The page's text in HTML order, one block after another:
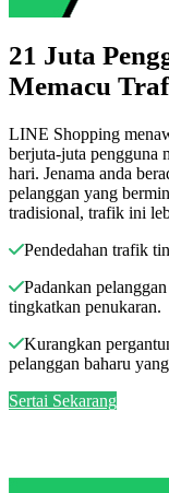
21 Juta
Memacu
LINE Shopping
berjuta-juta pengguna
hari. Jenama anda
pelanggan yang
tradisional, trafik ini
Pendedahan trafik
Padankan
tingkatkan penukaran.
Kurangkan
pelanggan baharu
Sertai Sekarang